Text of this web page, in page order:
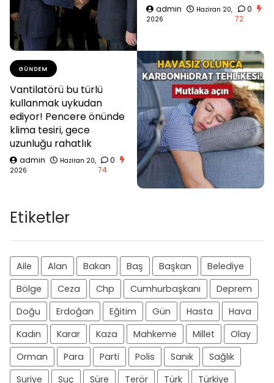
admin
Haziran 20,
2026
0
72
GÜNDEM
Vantilatörü bu türlü
kullanmak uykudan
ediyor! Pencere önünde
klima tesiri, gece
uzunluğu rahatlık
admin
Haziran 20,
2026
0
74
Etiketler
Aile Alan Bakan Baş Başkan
Belediye
Bölge
Ceza Chp Cumhurbaşkanı
Deprem
Doğu
Erdoğan Eğitim Gün Hasta
Hava
Kadın
Karar Kaza Mahkeme Millet
Olay
Orman
Para Parti Polis Sanık
Sağlık
Suriye
Suç Süre Terör Türk Türkiye